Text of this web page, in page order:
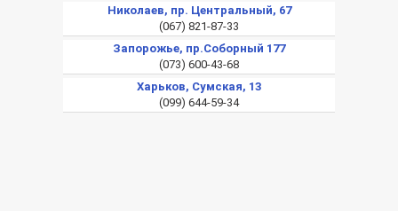
Николаев, пр. Центральный, 67
(067) 821-87-33
Запорожье, пр.Соборный 177
(073) 600-43-68
Харьков, Сумская, 13
(099) 644-59-34